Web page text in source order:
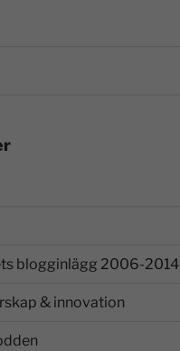
blogginlägg 2006-2014
& innovation